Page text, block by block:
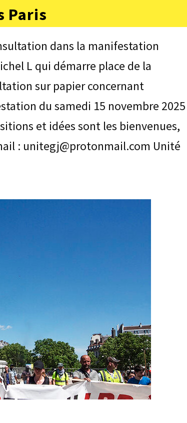
Paris
dans la manifestation
L qui démarre place de la
sur papier concernant
du samedi 15 novembre 2025
et idées sont les bienvenues,
: unitegj@protonmail.com Unité